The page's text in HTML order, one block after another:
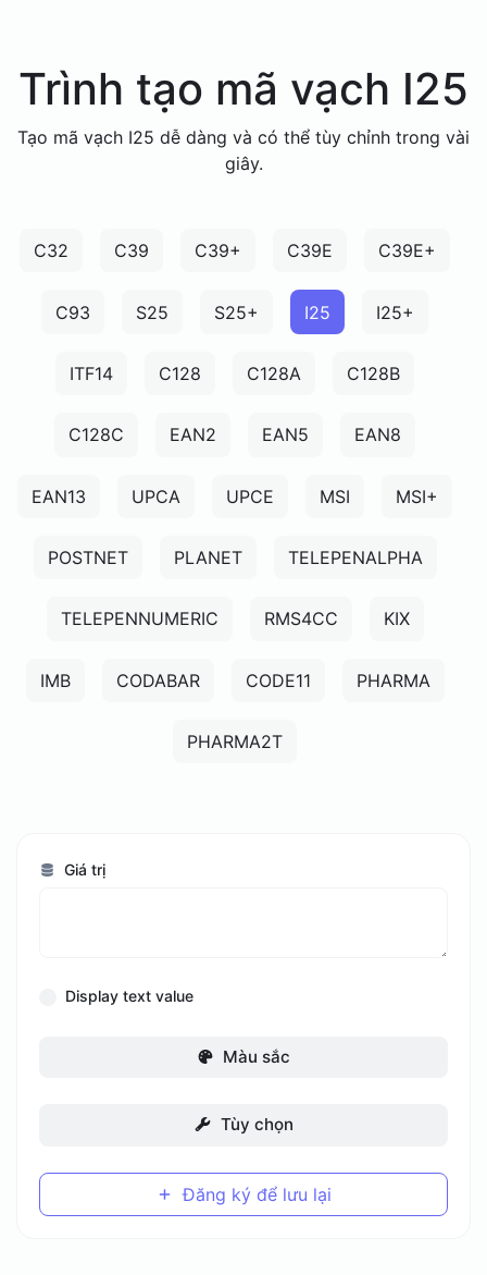
Trình tạo mã vạch I25
Tạo mã vạch I25 dễ dàng và có thể tùy chỉnh trong vài
giây.
C32 C39 C39+ C39E C39E+
C93 S25 S25+ I25 I25+
ITF14 C128 C128A C128B
C128C EAN2 EAN5 EAN8
EAN13 UPCA UPCE MSI MSI+
POSTNET PLANET TELEPENALPHA
TELEPENNUMERIC RMS4CC KIX
IMB CODABAR CODE11 PHARMA
PHARMA2T
Giá trị
Display text value
Màu sắc
Tùy chọn
Đăng ký để lưu lại